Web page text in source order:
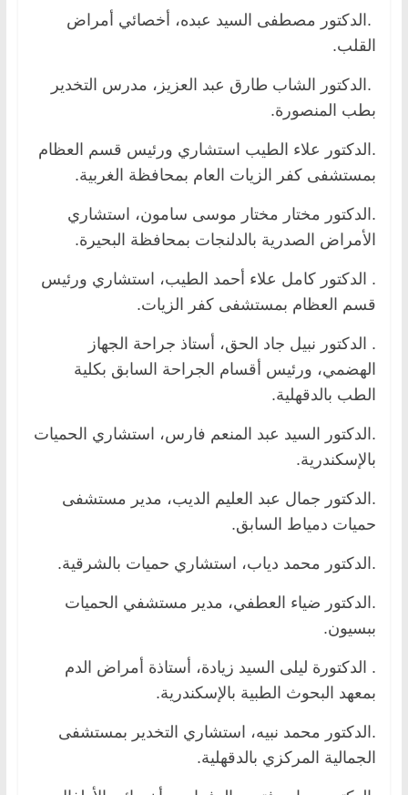
.الدكتور مصطفى السيد عبده، أخصائي أمراض
القلب.
.الدكتور الشاب طارق عبد العزيز، مدرس التخدير
بطب المنصورة.
.الدكتور علاء الطيب استشاري ورئيس قسم العظام
بمستشفى كفر الزيات العام بمحافظة الغربية.
.الدكتور مختار مختار موسى سامون، استشاري
الأمراض الصدرية بالدلنجات بمحافظة البحيرة.
. الدكتور كامل علاء أحمد الطيب، استشاري ورئيس
قسم العظام بمستشفى كفر الزيات.
. الدكتور نبيل جاد الحق، أستاذ جراحة الجهاز
الهضمي، ورئيس أقسام الجراحة السابق بكلية
الطب بالدقهلية.
.الدكتور السيد عبد المنعم فارس، استشاري الحميات
بالإسكندرية.
.الدكتور جمال عبد العليم الديب، مدير مستشفى
حميات دمياط السابق.
.الدكتور محمد دياب، استشاري حميات بالشرقية.
.الدكتور ضياء العطفي، مدير مستشفي الحميات
ببسيون.
. الدكتورة ليلى السيد زيادة، أستاذة أمراض الدم
بمعهد البحوث الطبية بالإسكندرية.
.الدكتور محمد نبيه، استشاري التخدير بمستشفى
الجمالية المركزي بالدقهلية.